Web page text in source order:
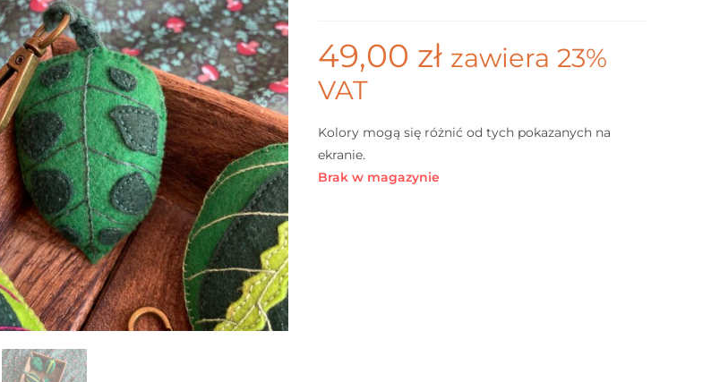
49,00 zł zawiera 23%
VAT
Kolory mogą się różnić od tych pokazanych na
ekranie.
Brak w magazynie